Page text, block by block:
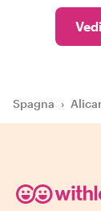
Spagna ›